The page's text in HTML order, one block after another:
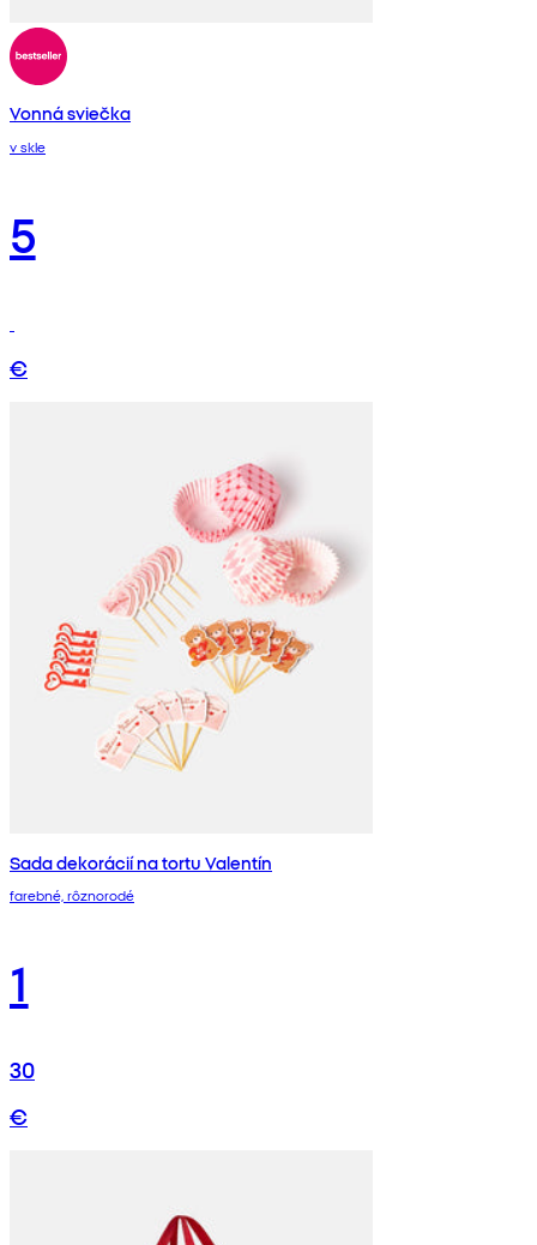
Vonná sviečka
v skle
5
€
Sada dekorácií na tortu Valentín
farebné, rôznorodé
1
30
€